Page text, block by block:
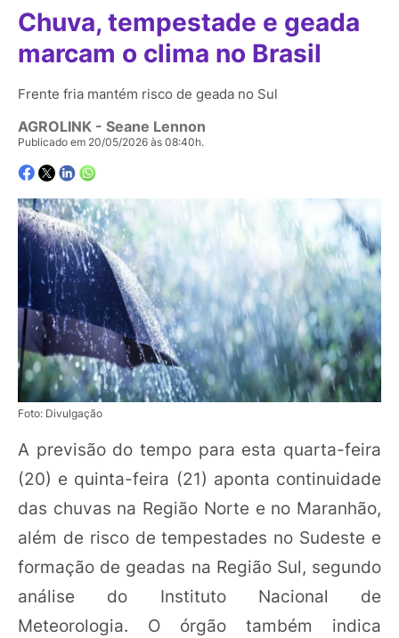
Chuva, tempestade e geada
marcam o clima no Brasil
Frente fria mantém risco de geada no Sul
AGROLINK - Seane Lennon
Publicado em 20/05/2026 às 08:40h.
Foto: Divulgação
A previsão do tempo para esta quarta-feira
(20) e quinta-feira (21) aponta continuidade
das chuvas na Região Norte e no Maranhão,
além de risco de tempestades no Sudeste e
formação de geadas na Região Sul, segundo
análise do Instituto Nacional de
Meteorologia. O órgão também indica